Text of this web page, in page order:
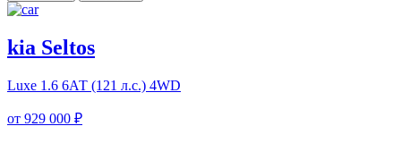
kia Seltos
Luxe 1.6 6АТ (121 л.с.) 4WD
от 929 000 ₽